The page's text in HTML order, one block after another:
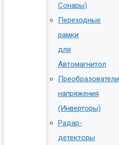
Сонары)
Переходные
рамки
для
Автомагнитол
Преобразователи
напряжения
(Инверторы)
Радар-
детекторы